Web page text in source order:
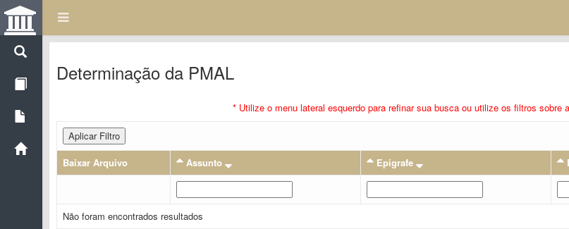
Determinação da PMAL
* Utilize o menu lateral esquerdo para refinar sua busca ou utilize os filtros sobre
Aplicar Filtro
Baixar Arquivo
Assunto Epigrafe
Não foram encontrados resultados